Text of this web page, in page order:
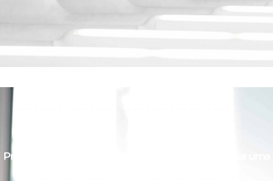
Pretende mais esclarecimentos ou pretende agendar uma